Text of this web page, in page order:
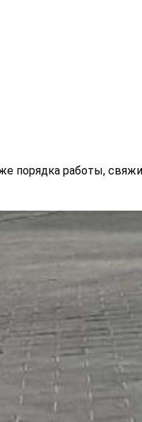
порядка работы,